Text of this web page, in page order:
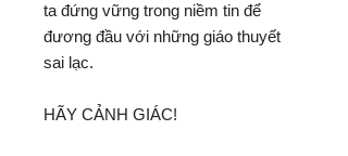
ta đứng vững trong niềm tin để
đương đầu với những giáo thuyết
sai lạc.
HÃY CẢNH GIÁC!